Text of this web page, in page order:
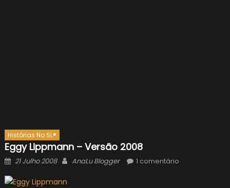
Histórias No SL®
Eggy Lippmann – Versão 2008
Posted
21 Julho 2008 Author
AnaLu Blogger 1 comentário